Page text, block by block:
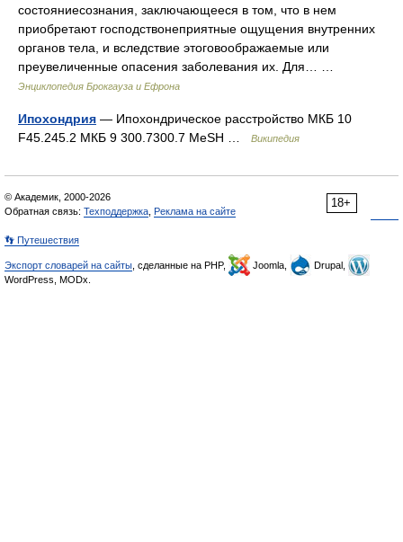
состояниесознания, заключающееся в том, что в нем
приобретают господствонеприятные ощущения внутренних
органов тела, и вследствие этоговоображаемые или
преувеличенные опасения заболевания их. Для… …
Энциклопедия Брокгауза и Ефрона
Ипохондрия — Ипохондрическое расстройство МКБ 10
F45.245.2 МКБ 9 300.7300.7 MeSH …
Википедия
18+
© Академик, 2000-2026
Обратная связь: Техподдержка Реклама на сайте
👣 Путешествия
Экспорт словарей на сайты , сделанные на PHP, Joomla,
Drupal,
WordPress, MODx.